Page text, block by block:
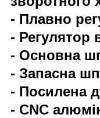
- Плавно
- Регулятор
- Основна
- Запасна
- Посилена
- CNC